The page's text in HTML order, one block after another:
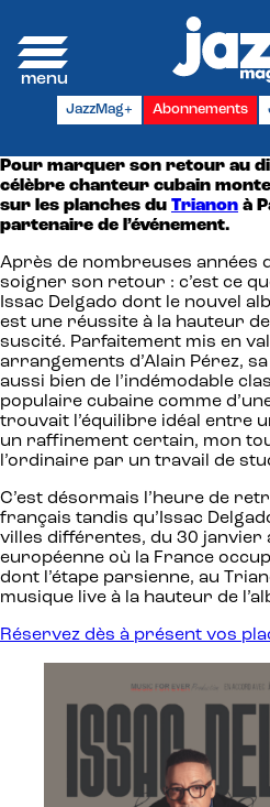
JazzMag+ Abonnements
Pour marquer son retour au
célèbre chanteur cubain
sur les planches du Trianon à
partenaire de l’événement.
Après de nombreuses années
soigner son retour : c’est ce
Issac Delgado dont le nouvel
est une réussite à la hauteur de
suscité. Parfaitement mis en
arrangements d’Alain Pérez,
aussi bien de l’indémodable
populaire cubaine comme
trouvait l’équilibre idéal entre
un raffinement certain, mon
l’ordinaire par un travail de
C’est désormais l’heure de
français tandis qu’Issac
villes différentes, du 30 janvier
européenne où la France
dont l’étape parsienne, au
musique live à la hauteur de
Réservez dès à présent vos